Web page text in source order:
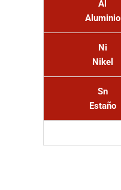
Al
Aluminio
Ni
Nikel
Sn
Estaño